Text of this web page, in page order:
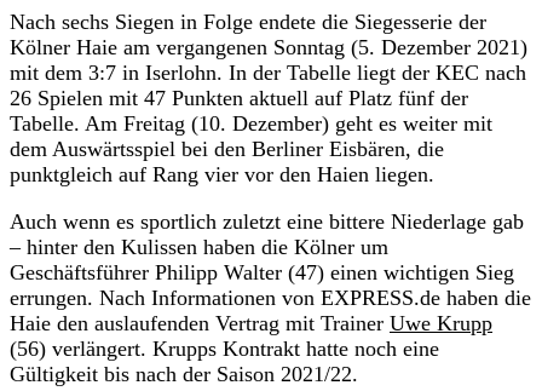
Nach sechs Siegen in Folge endete die Siegesserie der
Kölner Haie am vergangenen Sonntag (5. Dezember 2021)
mit dem 3:7 in Iserlohn. In der Tabelle liegt der KEC nach
26 Spielen mit 47 Punkten aktuell auf Platz fünf der
Tabelle. Am Freitag (10. Dezember) geht es weiter mit
dem Auswärtsspiel bei den Berliner Eisbären, die
punktgleich auf Rang vier vor den Haien liegen.
Auch wenn es sportlich zuletzt eine bittere Niederlage gab
– hinter den Kulissen haben die Kölner um
Geschäftsführer Philipp Walter (47) einen wichtigen Sieg
errungen. Nach Informationen von EXPRESS.de haben die
Haie den auslaufenden Vertrag mit Trainer Uwe Krupp
(56) verlängert. Krupps Kontrakt hatte noch eine
Gültigkeit bis nach der Saison 2021/22.